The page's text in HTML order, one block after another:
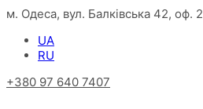
м. Одеса, вул. Балківська 42, оф. 2
UA
RU
+380 97 640 7407